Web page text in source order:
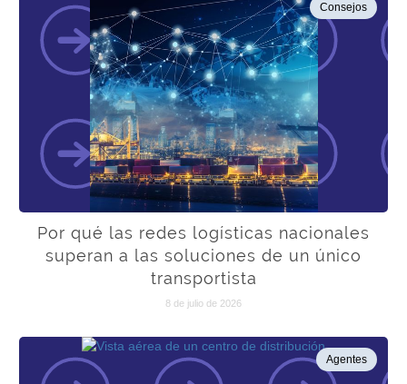
Consejos
Por qué las redes logísticas nacionales
superan a las soluciones de un único
transportista
8 de julio de 2026
Agentes